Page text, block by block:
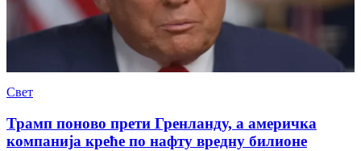
Свет
Трамп поново прети Гренланду, а америчка
компанија креће по нафту вредну билионе